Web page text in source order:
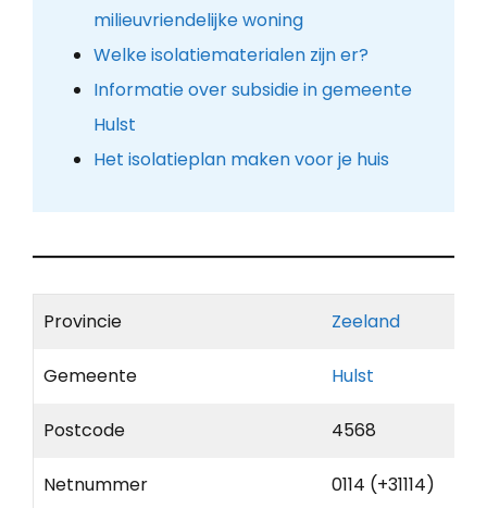
milieuvriendelijke woning
Welke isolatiematerialen zijn er?
Informatie over subsidie in gemeente
Hulst
Het isolatieplan maken voor je huis
Provincie Zeeland
Gemeente Hulst
Postcode 4568
Netnummer 0114 (+31114)